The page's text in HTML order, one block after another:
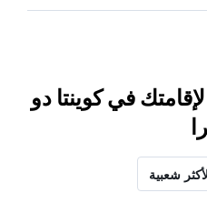
في كوينتا دو
شعبية